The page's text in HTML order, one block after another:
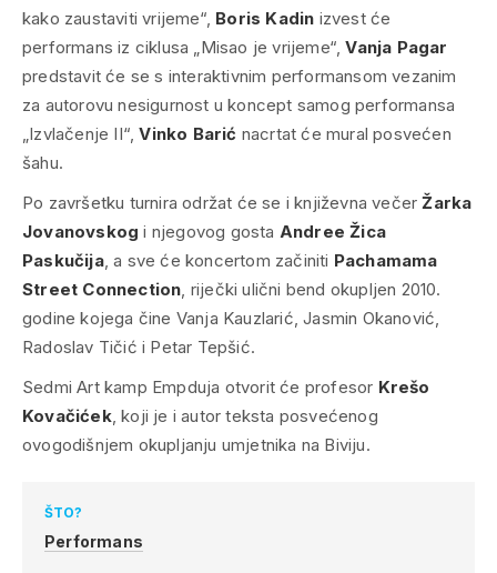
kako zaustaviti vrijeme“, Boris Kadin izvest će
performans iz ciklusa „Misao je vrijeme“,Vanja Pagar
predstavit će se s interaktivnim performansom vezanim
za autorovu nesigurnost u koncept samog performansa
„Izvlačenje II“,Vinko Barić nacrtat će mural posvećen
šahu.
Po završetku turnira održat će se i književna večerŽarka
Jovanovskog i njegovog gosta Andree Žica
Paskučija, a sve će koncertom začiniti Pachamama
Street Connection, riječki ulični bend okupljen 2010.
godine kojega čine Vanja Kauzlarić, Jasmin Okanović,
Radoslav Tičić i Petar Tepšić.
Sedmi Art kamp Empduja otvorit će profesor Krešo
Kovačićek, koji je i autor teksta posvećenog
ovogodišnjem okupljanju umjetnika na Biviju.
ŠTO?
Performans